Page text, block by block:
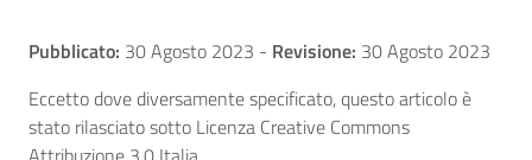
Pubblicato: 30 Agosto 2023 - Revisione: 30 Agosto 2023
Eccetto dove diversamente specificato, questo articolo è
stato rilasciato sotto Licenza Creative Commons